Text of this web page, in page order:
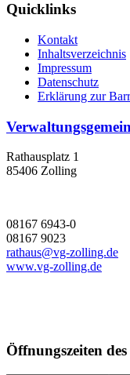
Quicklinks
Kontakt
Inhaltsverzeichnis
Impressum
Datenschutz
Erklärung zur
Rathausplatz 1
85406 Zolling
08167 6943-0
08167 9023
rathaus@vg-zolling.de
www.vg-zolling.de
Öffnungszeiten